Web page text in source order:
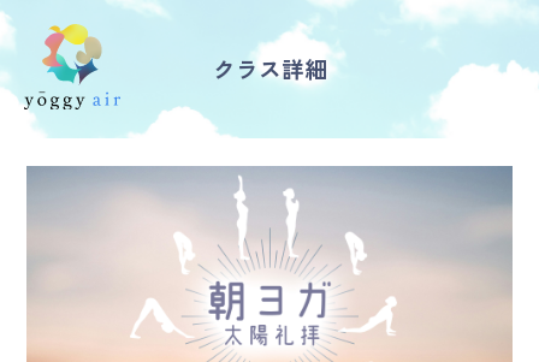
受講の流れ
料金について
インストラクター一覧
FAQ / お問い合わせ
クラス詳細